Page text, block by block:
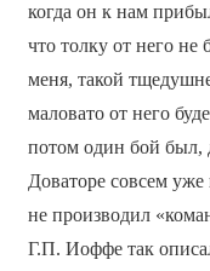
когда он к нам
что толку от него не
меня, такой
маловато от него
потом один бой был,
Доваторе совсем
не производил
Г.П. Иоффе так